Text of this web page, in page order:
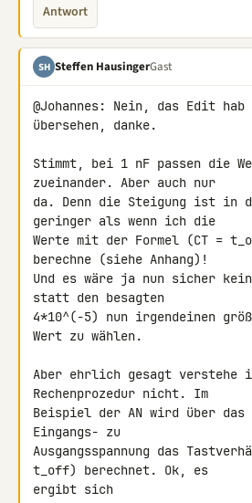
Antwort
SH Steffen HausingerGast
@Johannes: Nein, das Edit
übersehen, danke.
Stimmt, bei 1 nF passen die
zueinander. Aber auch nur
da. Denn die Steigung ist in
geringer als wenn ich die
Werte mit der Formel (CT =
berechne (siehe Anhang)!
Und es wäre ja nun sicher kein
statt den besagten
4*10^(-5) nun irgendeinen
Wert zu wählen.
Aber ehrlich gesagt verstehe
Rechenprozedur nicht. Im
Beispiel der AN wird über
Eingangs- zu
Ausgangsspannung das
t_off) berechnet. Ok, es
ergibt sich